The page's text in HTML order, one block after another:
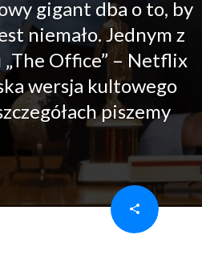
gigant dba o to, by
niemało. Jednym z
Office” – Netflix
wersja kultowego
piszemy